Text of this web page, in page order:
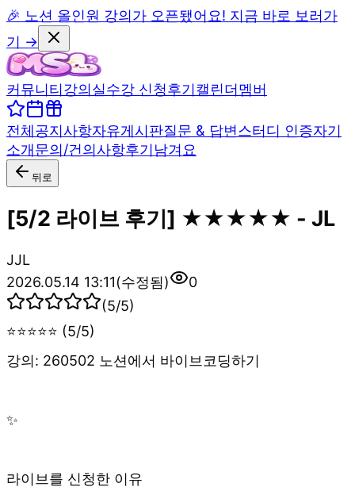
🎉 노션 올인원 강의가 오픈됐어요! 지금 바로 보러가
기 →
커뮤니티강의실수강 신청후기캘린더멤버
전체공지사항자유게시판질문 & 답변스터디 인증자기
소개문의/건의사항후기남겨요
뒤로
[5/2 라이브 후기] ★★★★★ - JL
JJL
2026.05.14 13:11(수정됨)
0
(5/5)
⭐⭐⭐⭐⭐ (5/5)
강의: 260502 노션에서 바이브코딩하기
✨
라이브를 신청한 이유